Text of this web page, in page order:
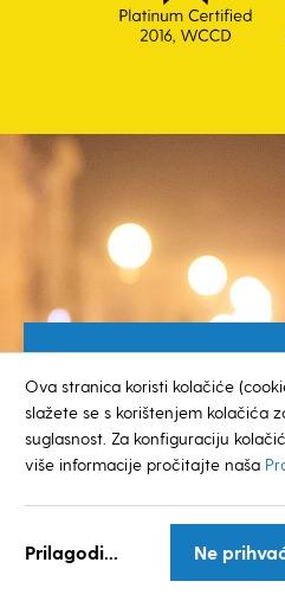
0800
© GRAD
Ova stranica koristi kolačiće
slažete se s korištenjem kolačića
suglasnost. Za konfiguraciju
više informacije pročitajte naša
Prilagodi... Ne